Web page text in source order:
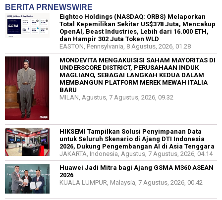
BERITA PRNEWSWIRE
Eightco Holdings (NASDAQ: ORBS) Melaporkan
Total Kepemilikan Sekitar US$378 Juta, Mencakup
OpenAI, Beast Industries, Lebih dari 16.000 ETH,
dan Hampir 302 Juta Token WLD
EASTON, Pennsylvania, 8 Agustus, 2026, 01.28
MONDEVITA MENGAKUISISI SAHAM MAYORITAS DI
UNDERSCORE DISTRICT, PERUSAHAAN INDUK
MAGLIANO, SEBAGAI LANGKAH KEDUA DALAM
MEMBANGUN PLATFORM MEREK MEWAH ITALIA
BARU
MILAN, Agustus, 7 Agustus, 2026, 09.32
HIKSEMI Tampilkan Solusi Penyimpanan Data
untuk Seluruh Skenario di Ajang DTI Indonesia
2026, Dukung Pengembangan AI di Asia Tenggara
JAKARTA, Indonesia, Agustus, 7 Agustus, 2026, 04.14
Huawei Jadi Mitra bagi Ajang GSMA M360 ASEAN
2026
KUALA LUMPUR, Malaysia, 7 Agustus, 2026, 00.42